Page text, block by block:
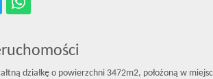
działkę o powierzchni 3472m2, położoną w